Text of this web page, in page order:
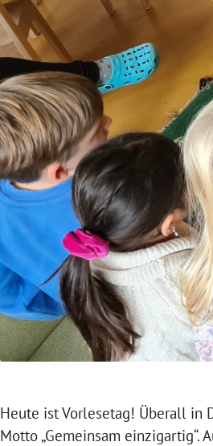
Heute ist Vorlesetag! Überall in
Motto „Gemeinsam